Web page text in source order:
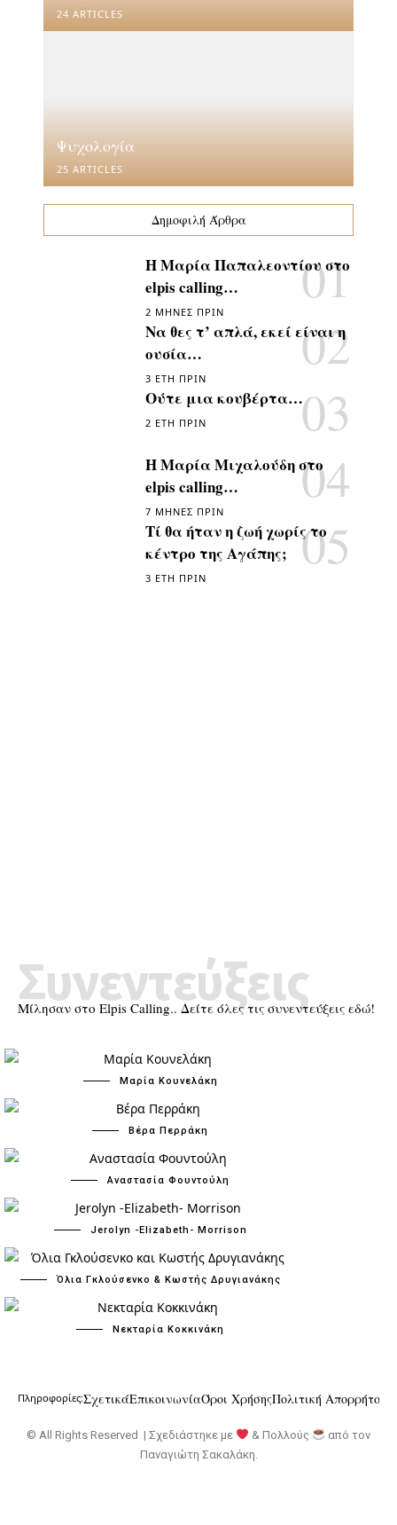
24 ARTICLES
Ψυχολογία
25 ARTICLES
Δημοφιλή Άρθρα
Η Μαρία Παπαλεοντίου στο
elpis calling…
2 ΜΉΝΕΣ ΠΡΙΝ
Να θες τ’ απλά, εκεί είναι η
ουσία…
3 ΈΤΗ ΠΡΙΝ
Ούτε μια κουβέρτα…
2 ΈΤΗ ΠΡΙΝ
Η Μαρία Μιχαλούδη στο
elpis calling…
7 ΜΉΝΕΣ ΠΡΙΝ
Τί θα ήταν η ζωή χωρίς το
κέντρο της Αγάπης;
3 ΈΤΗ ΠΡΙΝ
Μίλησαν στο Elpis Calling.. Δείτε όλες τις συνεντεύξεις εδώ!
Συνεντεύξεις
Μαρία Κουνελάκη
Βέρα Περράκη
Αναστασία Φουντούλη
Jerolyn -Elizabeth- Morrison
Όλια Γκλούσενκο & Κωστής Δρυγιανάκης
Νεκταρία Κοκκινάκη
Πληροφορίες:ΣχετικάΕπικοινωνίαΌροι ΧρήσηςΠολιτική Απορρήτου
© All Rights Reserved | Σχεδιάστηκε με & Πολλούς
από τον
Παναγιώτη Σακαλάκη